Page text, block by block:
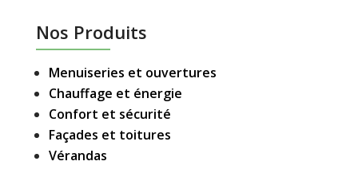
Nos Produits
Menuiseries et ouvertures
Chauffage et énergie
Confort et sécurité
Façades et toitures
Vérandas